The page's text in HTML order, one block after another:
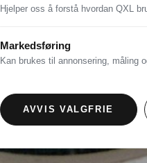
Hjelper oss å forstå hvordan QXL
Markedsføring
Kan brukes til annonsering, måling
AVVIS VALGFRIE